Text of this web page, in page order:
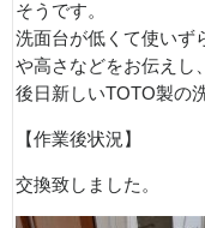
そうです。
洗面台が低くて使いず
や高さなどをお伝えし、
後日新しいTOTO製の
【作業後状況】
交換致しました。